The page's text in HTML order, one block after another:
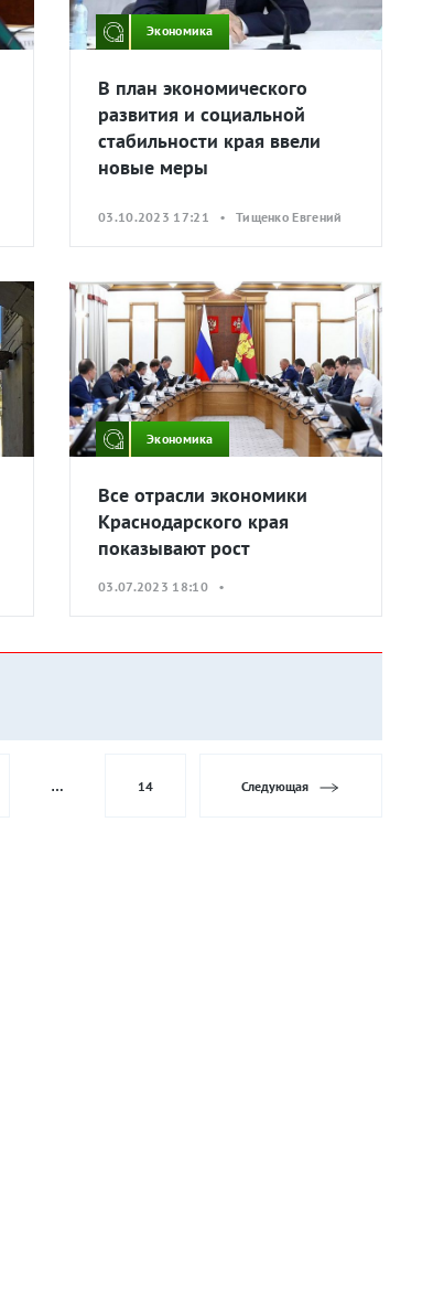
Экономика
В план экономического
развития и социальной
стабильности края ввели
новые меры
03.10.2023 17:21 • Тищенко Евгений
Экономика
Все отрасли экономики
Краснодарского края
показывают рост
03.07.2023 18:10 •
… 14 Следующая